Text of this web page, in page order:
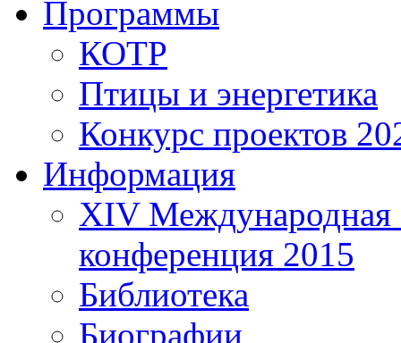
Программы
КОТР
Птицы и энергетика
Конкурс проектов
Информация
XIV Международная
конференция 2015
Библиотека
Биографии